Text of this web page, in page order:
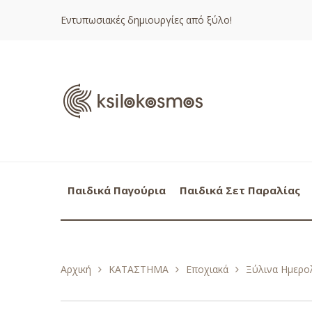
Εντυπωσιακές δημιουργίες από ξύλο!
Παιδικά Παγούρια Παιδικά Σετ Παραλίας
Αρχική ΚΑΤΑΣΤΗΜΑ Εποχιακά Ξύλινα